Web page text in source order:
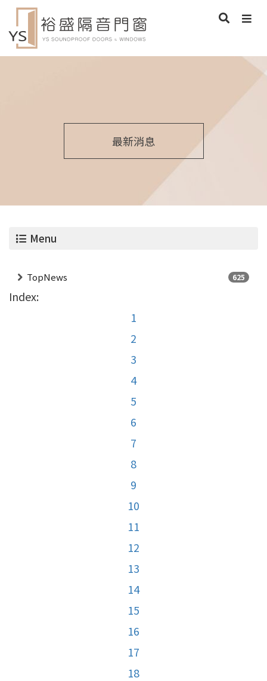
最新消息
Menu
TopNews 625
Index:
1
2
3
4
5
6
7
8
9
10
11
12
13
14
15
16
17
18